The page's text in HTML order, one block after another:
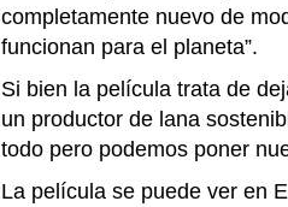
completamente nuevo de
funcionan para el planeta”.
Si bien la película trata de
un productor de lana
todo pero podemos poner
La película se puede ver en